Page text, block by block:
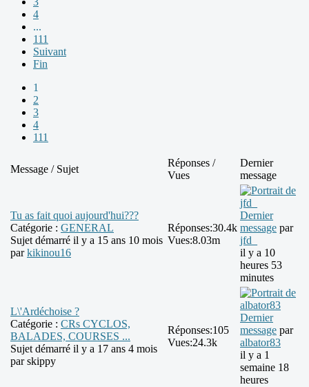
4
...
111
Suivant
Fin
1
2
3
4
111
Message / Sujet
Réponses /
Vues
Dernier
message
Tu as fait quoi aujourd'hui???
Catégorie : GENERAL
Sujet démarré il y a 15 ans 10 mois
parkikinou16
Réponses:30.4k
Vues:8.03m
Dernier
message par
jfd_
il y a 10
heures 53
minutes
L\'Ardéchoise ?
Catégorie : CRs CYCLOS,
BALADES, COURSES ...
Sujet démarré il y a 17 ans 4 mois
parskippy
Réponses:105
Vues:24.3k
Dernier
message par
albator83
il y a 1
semaine 18
heures